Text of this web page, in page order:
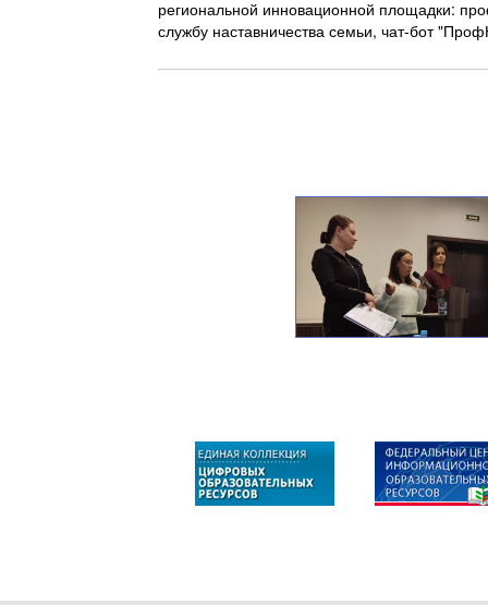
региональной инновационной площадки:
службу наставничества семьи, чат-бот